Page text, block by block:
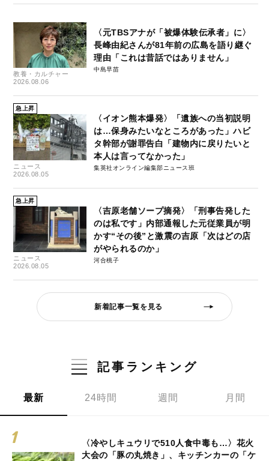
教養・カルチャー
2026.08.06
〈元TBSアナが「被爆体験伝承者」に〉
長峰由紀さんが81年前の広島を語り継ぐ
理由「これは昔話ではありません」
中島早苗
急上昇
ニュース
2026.08.05
〈イオン熊本爆発〉「遺族への当初説明
は…保身みたいなところがあった」ハビ
タ幹部が謝罪告白「建物内に戻りたいと
本人は言ってなかった」
集英社オンライン編集部ニュース班
急上昇
ニュース
2026.08.05
〈吉原老舗ソープ摘発〉「刑事告発した
のは私です」内部通報した元従業員が明
かす“その後”と激震の吉原「次はどの店
がやられるのか」
河合桃子
新着記事一覧を見る
記事ランキング
最新 24時間 週間 月間
〈冷やしキュウリで510人食中毒も…〉花火
大会の「豚の丸焼き」、キッチンカーの「ケ